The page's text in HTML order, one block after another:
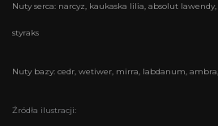
Nuty serca: narcyz, kaukaska lilia, absolut lawendy,
styraks
Nuty bazy: cedr, wetiwer, mirra, labdanum,
Źródła ilustracji: